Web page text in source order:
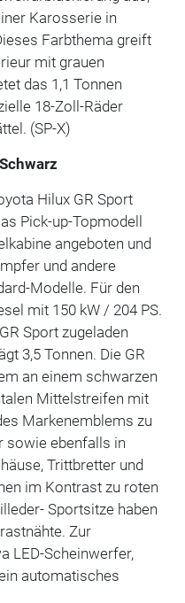
Karosserie in
Farbthema greift
mit grauen
das 1,1 Tonnen
18-Zoll-Räder
(SP-X)
Hilux GR Sport
Pick-up-Topmodell
angeboten und
und andere
Modelle. Für den
mit 150 kW / 204 PS.
Sport zugeladen
3,5 Tonnen. Die GR
an einem schwarzen
Mittelstreifen mit
Markenemblems zu
sowie ebenfalls in
Trittbretter und
im Kontrast zu roten
Sportsitze haben
Zur
LED-Scheinwerfer,
automatisches